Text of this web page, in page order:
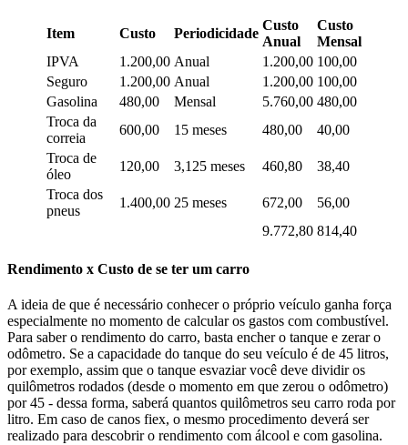
Item Custo Periodicidade
Custo
Anual
Custo
Mensal
IPVA
1.200,00 Anual 1.200,00 100,00
Seguro
1.200,00 Anual 1.200,00 100,00
Gasolina
480,00 Mensal 5.760,00 480,00
Troca da
correia
600,00 15 meses 480,00
40,00
Troca de
óleo
120,00 3,125 meses 460,80
38,40
Troca dos
pneus
1.400,00 25 meses 672,00
56,00
9.772,80 814,40
Rendimento x Custo de se ter um carro
A ideia de que é necessário conhecer o próprio veículo ganha força
especialmente no momento de calcular os gastos com combustível.
Para saber o rendimento do carro, basta encher o tanque e zerar o
odômetro. Se a capacidade do tanque do seu veículo é de 45 litros,
por exemplo, assim que o tanque esvaziar você deve dividir os
quilômetros rodados (desde o momento em que zerou o odômetro)
por 45 - dessa forma, saberá quantos quilômetros seu carro roda por
litro. Em caso de canos fiex, o mesmo procedimento deverá ser
realizado para descobrir o rendimento com álcool e com gasolina.